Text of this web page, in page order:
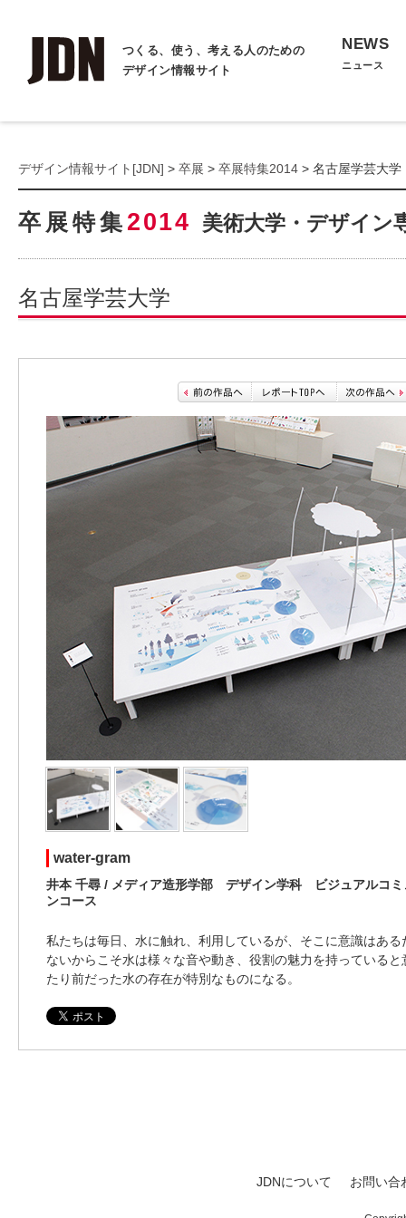
つくる、使う、考える人のための
デザイン情報サイト
NEWS
ニュース
デザイン情報サイト[JDN] > 卒展 > 卒展特集2014 > 名古屋学芸大学
卒展特集 2014 美術大学・デザイン
名古屋学芸大学
water-gram
井本 千尋 / メディア造形学部 デザイン学科 ビジュアルコミ
ンコース
私たちは毎日、水に触れ、利用しているが、そこに意識はあ
ないからこそ水は様々な音や動き、役割の魅力を持っている
たり前だった水の存在が特別なものになる。
JDNについて お問い合